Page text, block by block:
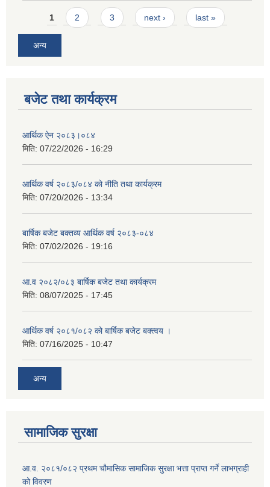
Pages
1 2 3 next › last »
अन्य
बजेट तथा कार्यक्रम
आर्थिक ऐन २०८३।०८४
मिति: 07/22/2026 - 16:29
आर्थिक वर्ष २०८३/०८४ को नीति तथा कार्यक्रम
मिति: 07/20/2026 - 13:34
बार्षिक बजेट बक्तव्य आर्थिक वर्ष २०८३-०८४
मिति: 07/02/2026 - 19:16
आ.व २०८२/०८३ बार्षिक बजेट तथा कार्यक्रम
मिति: 08/07/2025 - 17:45
आर्थिक वर्ष २०८१/०८२ को बार्षिक बजेट बक्त्वय ।
मिति: 07/16/2025 - 10:47
अन्य
सामाजिक सुरक्षा
आ.व. २०८१/०८२ प्रथम चौमासिक सामाजिक सुरक्षा भत्ता प्राप्त गर्ने लाभग्राही
को विवरण